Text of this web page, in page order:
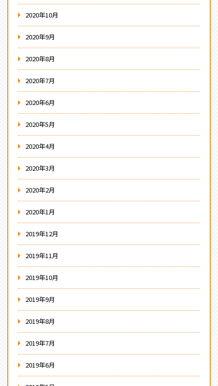
2020年10月
2020年9月
2020年8月
2020年7月
2020年6月
2020年5月
2020年4月
2020年3月
2020年2月
2020年1月
2019年12月
2019年11月
2019年10月
2019年9月
2019年8月
2019年7月
2019年6月